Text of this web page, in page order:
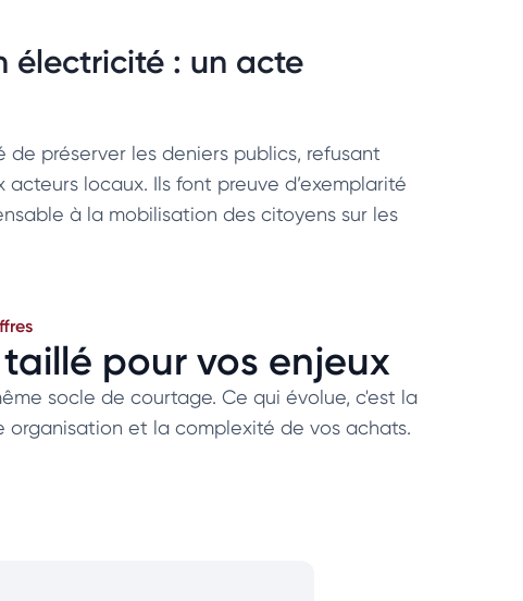
électricité : un acte
préserver les deniers publics, refusant
acteurs locaux. Ils font preuve d’exemplarité
à la mobilisation des citoyens sur les
pour vos enjeux
socle de courtage. Ce qui évolue, c'est la
et la complexité de vos achats.